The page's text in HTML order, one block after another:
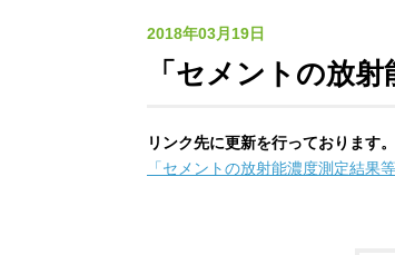
2018年03月19日
「セメントの放
リンク先に更新を行っております
「セメントの放射能濃度測定結果